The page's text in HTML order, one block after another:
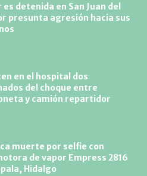
es detenida en San Juan del
presunta agresión hacia sus
en el hospital dos
del choque entre
y camión repartidor
muerte por selfie con
de vapor Empress 2816
Hidalgo